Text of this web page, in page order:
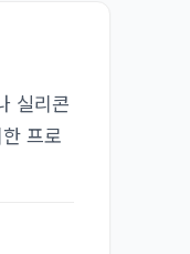
실리콘
프로